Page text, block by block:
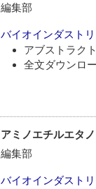
編集部
バイオインダスト
アブストラク
全文ダウンロ
アミノエチルエタ
編集部
バイオインダスト